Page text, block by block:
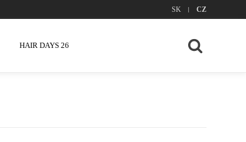
SK | CZ
HAIR DAYS 26